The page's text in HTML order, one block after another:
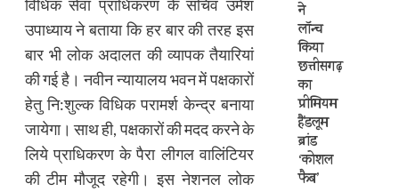
विधिक सेवा प्राधिकरण के सचिव उमेश
उपाध्याय ने बताया कि हर बार की तरह इस
बार भी लोक अदालत की व्यापक तैयारियां
की गई है। नवीन न्यायालय भवन में पक्षकारों
हेतु नि:शुल्क विधिक परामर्श केन्द्र बनाया
जायेगा। साथ ही, पक्षकारों की मदद करने के
लिये प्राधिकरण के पैरा लीगल वालिंटियर
की टीम मौजूद रहेगी। इस नेशनल लोक
ने
लॉन्च
किया
छत्तीसगढ़
का
प्रीमियम
हैंडलूम
ब्रांड
‘कोशल
फैब’